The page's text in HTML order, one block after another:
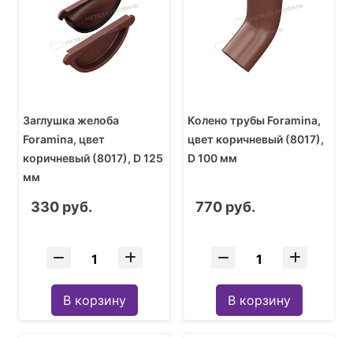
Заглушка желоба
Foramina, цвет
коричневый (8017), D 125
мм
330 руб.
В корзину
Колено трубы Foramina,
цвет коричневый (8017),
D 100 мм
770 руб.
В корзину